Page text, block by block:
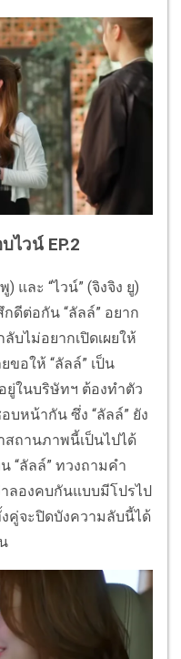
ไวน์ EP.2
และ “ไวน์” (จิงจิง ยู)
ดีต่อกัน “ลัลล์” อยาก
บไม่อยากเปิดเผยให้
ขอให้ “ลัลล์” เป็น
ยู่ในบริษัทฯ ต้องทำตัว
บหน้ากัน ซึ่ง “ลัลล์” ยัง
สถานภาพนี้เป็นไปได้
“ลัลล์” ทวงถามคำ
าลองคบกันแบบมีโปรไป
คู่จะปิดบังความลับนี้ได้